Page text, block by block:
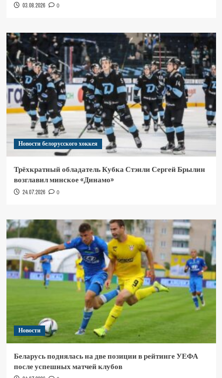
03.08.2026 0
Новости белорусского хоккея
Трёхкратный обладатель Кубка Стэнли Сергей Брылин
возглавил минское «Динамо»
24.07.2026 0
Новости
Беларусь поднялась на две позиции в рейтинге УЕФА
после успешных матчей клубов